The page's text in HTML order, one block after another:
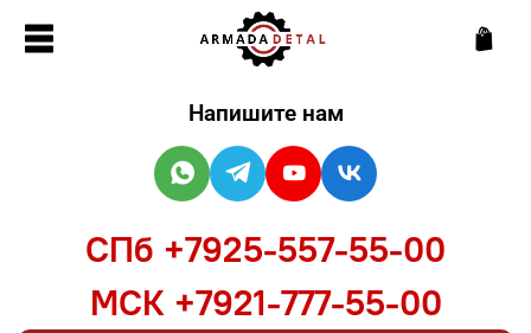
Напишите нам
СПб +7925-557-55-00
МСК +7921-777-55-00